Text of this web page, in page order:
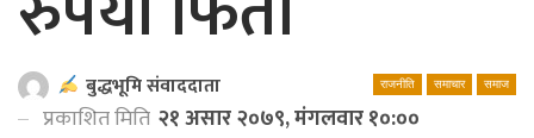
राजनीति समाचार समाज
बुद्धभूमि संवाददाता
प्रकाशित मिति २१ असार २०७९, मंगलवार १०:००